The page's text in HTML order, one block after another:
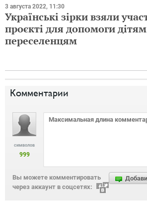
3 августа 2022, 11:30
Українські зірки взяли
проєкті для допомоги
переселенцям
Комментарии
символов
999
Вы можете комментировать
через аккаунт в соцсетях: